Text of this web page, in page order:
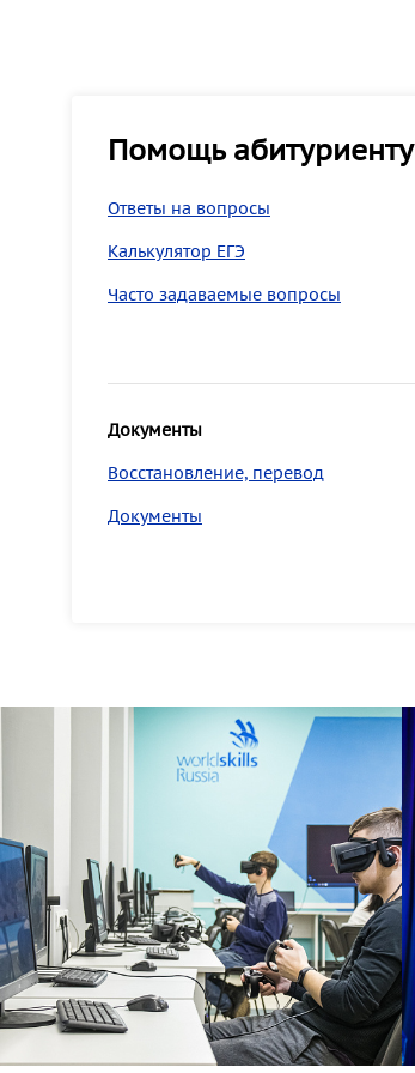
Помощь абитуриенту
Ответы на вопросы
Калькулятор ЕГЭ
Часто задаваемые вопросы
Документы
Восстановление, перевод
Документы